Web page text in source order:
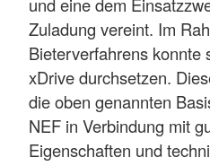
Zuladung vereint. Im
Bieterverfahrens konnte
xDrive durchsetzen.
die oben genannten
NEF in Verbindung mit
Eigenschaften und